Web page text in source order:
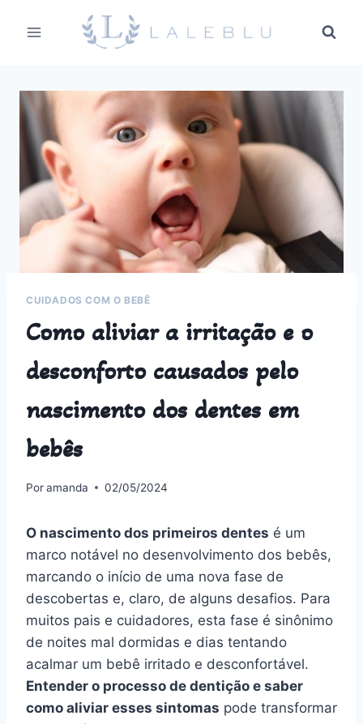
para
CUIDADOS COM O BEBÊ
Como aliviar a irritação e o
desconforto causados pelo
nascimento dos dentes em
bebês
Poramanda 02/05/2024
O nascimento dos primeiros dentes é um
marco notável no desenvolvimento dos bebês,
marcando o início de uma nova fase de
descobertas e, claro, de alguns desafios. Para
muitos pais e cuidadores, esta fase é sinônimo
de noites mal dormidas e dias tentando
acalmar um bebê irritado e desconfortável.
Entender o processo de dentição e saber
como aliviar esses sintomas pode transformar